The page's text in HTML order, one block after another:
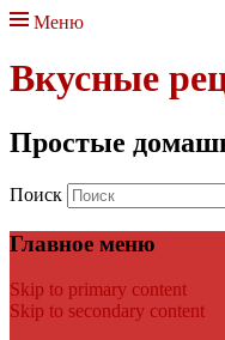
Меню
Вкусные
Простые
Поиск
Главное меню
Skip to primary content
Skip to secondary content